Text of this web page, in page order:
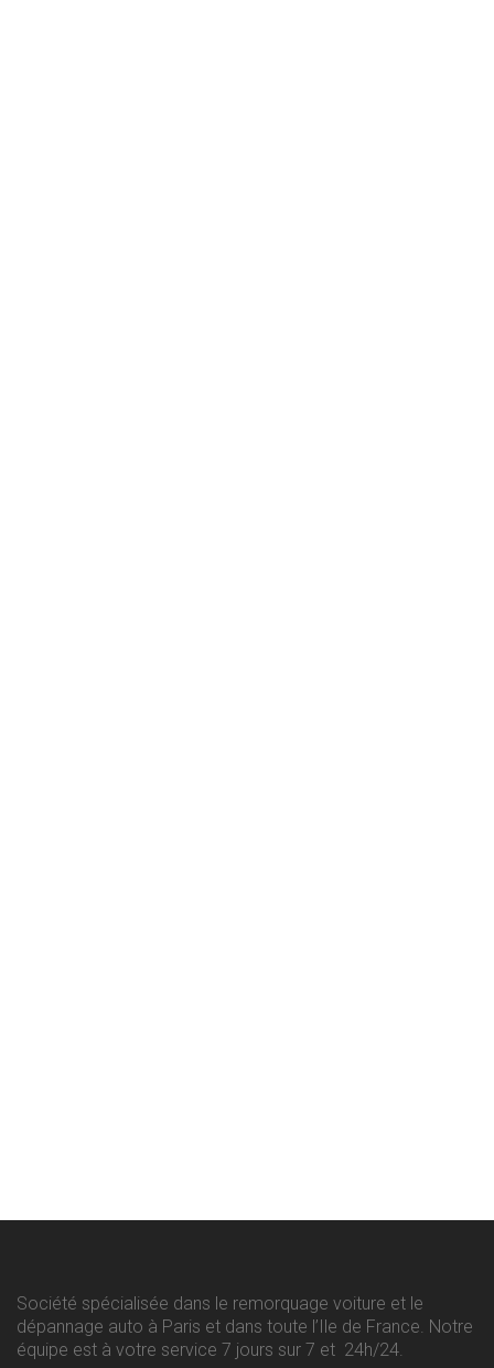
Société spécialisée dans le remorquage voiture et le
dépannage auto à Paris et dans toute l’Ile de France. Notre
équipe est à votre service 7 jours sur 7 et 24h/24.